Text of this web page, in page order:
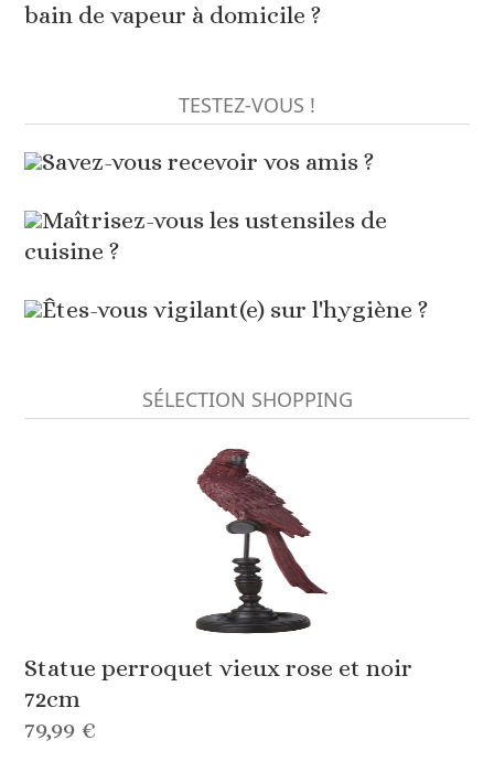
bain de vapeur à domicile ?
TESTEZ-VOUS !
Savez-vous recevoir vos amis ?
Maîtrisez-vous les ustensiles de
cuisine ?
Êtes-vous vigilant(e) sur l'hygiène ?
SÉLECTION SHOPPING
Statue perroquet vieux rose et noir
72cm
79,99 €